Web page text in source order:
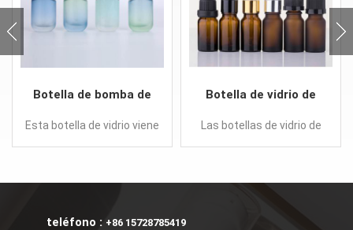
Botella de bomba de
aceite esencial
esmerilado cosmético
Esta botella de vidrio viene
en un juego o
muchas capacidades
combinar con un gotero,
Botella de vidrio de
cosmética.
Las botellas de vidrio de
aceite esencial para
generalmente para
teléfono : +86 15728785419